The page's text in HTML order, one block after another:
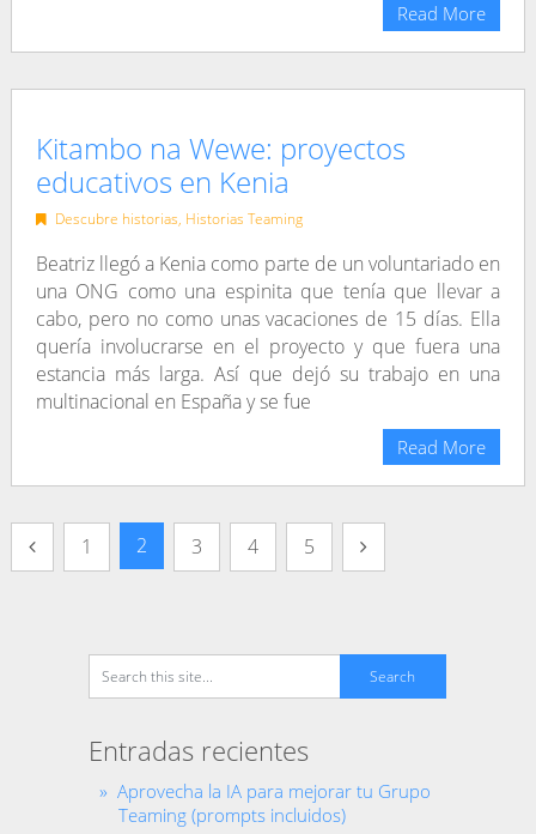
Read More
Kitambo na Wewe: proyectos
educativos en Kenia
Descubre historias, Historias Teaming
Beatriz llegó a Kenia como parte de un voluntariado en
una ONG como una espinita que tenía que llevar a
cabo, pero no como unas vacaciones de 15 días. Ella
quería involucrarse en el proyecto y que fuera una
estancia más larga. Así que dejó su trabajo en una
multinacional en España y se fue
Read More
Navegación
de
1 2 3 4 5
Entradas recientes
Aprovecha la IA para mejorar tu Grupo
Teaming (prompts incluidos)